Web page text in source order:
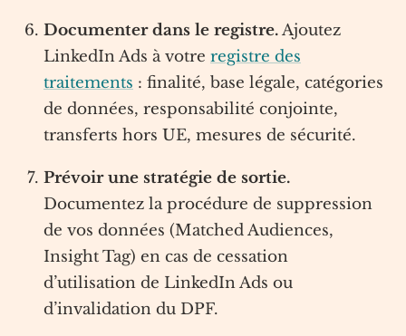
Documenter dans le registre.Ajoutez
LinkedIn Ads à votre registre des
traitements : finalité, base légale, catégories
de données, responsabilité conjointe,
transferts hors UE, mesures de sécurité.
Prévoir une stratégie de sortie.
Documentez la procédure de suppression
de vos données (Matched Audiences,
Insight Tag) en cas de cessation
d’utilisation de LinkedIn Ads ou
d’invalidation du DPF.